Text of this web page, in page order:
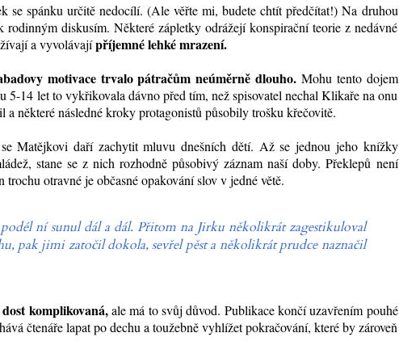
se spánku určitě nedocílí. (Ale věřte mi, budete chtít předčítat!) Na druhou
diskusím. Některé zápletky odrážejí konspirační teorie z nedávné
a vyvolávajípříjemné lehké mrazení.
motivace trvalo pátračům neúměrně dlouho. Mohu tento dojem
5-14 let to vykřikovala dávno před tím, než spisovatel nechal Klikaře na onu
některé následné kroky protagonistů působily trošku křečovitě.
Matějkovi daří zachytit mluvu dnešních dětí. Až se jednou jeho knížky
stane se z nich rozhodně působivý záznam naší doby. Překlepů není
otravné je občasné opakování slov v jedné větě.
ní sunul dál a dál. Přitom na Jirku několikrát zagestikuloval
pak jimi zatočil dokola, sevřel pěst a několikrát prudce naznačil
komplikovaná,ale má to svůj důvod. Publikace končí uzavřením pouhé
čtenáře lapat po dechu a toužebně vyhlížet pokračování, které by zároveň